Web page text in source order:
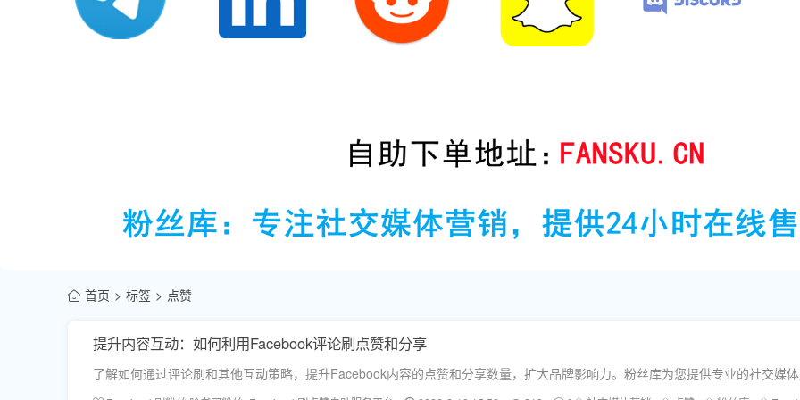
首页 标签 点赞
提升内容互动：如何利用Facebook评论刷点赞和分享
了解如何通过评论刷和其他互动策略，提升Facebook内容的点赞和分享数量，扩大品牌影响力。粉丝库为您提供专业的社交媒